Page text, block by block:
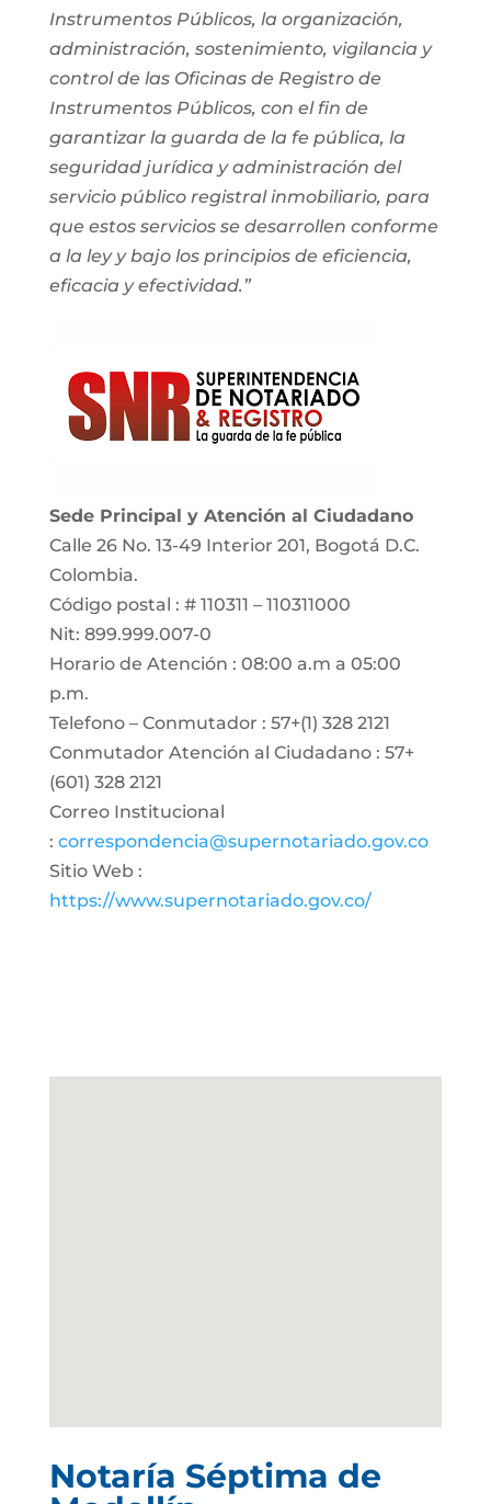
Instrumentos Públicos, la organización,
administración, sostenimiento, vigilancia y
control de las Oficinas de Registro de
Instrumentos Públicos, con el fin de
garantizar la guarda de la fe pública, la
seguridad jurídica y administración del
servicio público registral inmobiliario, para
que estos servicios se desarrollen conforme
a la ley y bajo los principios de eficiencia,
eficacia y efectividad.”
Sede Principal y Atención al Ciudadano
Calle 26 No. 13-49 Interior 201, Bogotá D.C.
Colombia.
Código postal : # 110311 – 110311000
Nit: 899.999.007-0
Horario de Atención : 08:00 a.m a 05:00
p.m.
Telefono – Conmutador : 57+(1) 328 2121
Conmutador Atención al Ciudadano : 57+
(601) 328 2121
Correo Institucional
: correspondencia@supernotariado.gov.co
Sitio Web :
https://www.supernotariado.gov.co/
Notaría Séptima de